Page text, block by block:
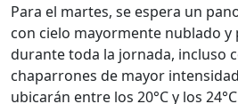
Para el martes, se espera un
con cielo mayormente nublado
durante toda la jornada, incluso
chaparrones de mayor
ubicarán entre los 20°C y los